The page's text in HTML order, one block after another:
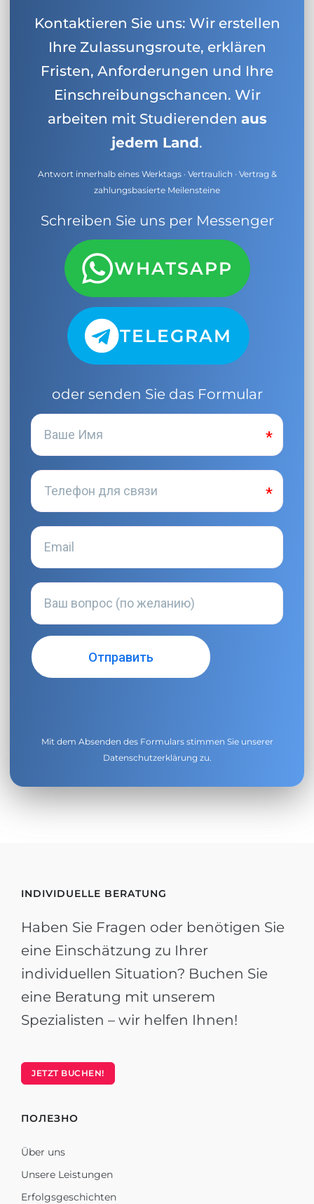
Kontaktieren Sie uns: Wir erstellen
Ihre Zulassungsroute, erklären
Fristen, Anforderungen und Ihre
Einschreibungschancen. Wir
arbeiten mit Studierenden aus
jedem Land.
Antwort innerhalb eines Werktags · Vertraulich · Vertrag &
zahlungsbasierte Meilensteine
Schreiben Sie uns per Messenger
WHATSAPP
TELEGRAM
oder senden Sie das Formular
Mit dem Absenden des Formulars stimmen Sie unserer
Datenschutzerklärung zu.
INDIVIDUELLE BERATUNG
Haben Sie Fragen oder benötigen Sie
eine Einschätzung zu Ihrer
individuellen Situation? Buchen Sie
eine Beratung mit unserem
Spezialisten – wir helfen Ihnen!
JETZT BUCHEN!
ПОЛЕЗНО
Über uns
Unsere Leistungen
Erfolgsgeschichten